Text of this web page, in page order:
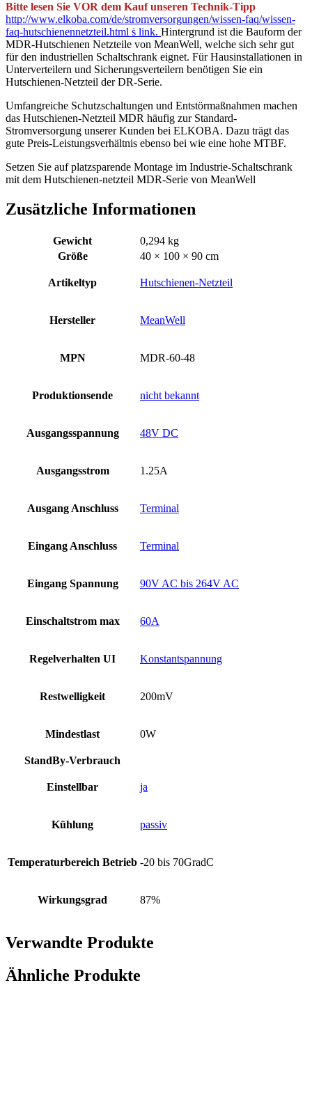
Bitte lesen Sie VOR dem Kauf unseren Technik-Tipp
http://www.elkoba.com/de/stromversorgungen/wissen-faq/wissen-
faq-hutschienennetzteil.html ṡ link. Hintergrund ist die Bauform der
MDR-Hutschienen Netzteile von MeanWell, welche sich sehr gut
für den industriellen Schaltschrank eignet. Für Hausinstallationen in
Unterverteilern und Sicherungsverteilern benötigen Sie ein
Hutschienen-Netzteil der DR-Serie.
Umfangreiche Schutzschaltungen und Entstörmaßnahmen machen
das Hutschienen-Netzteil MDR häufig zur Standard-
Stromversorgung unserer Kunden bei ELKOBA. Dazu trägt das
gute Preis-Leistungsverhältnis ebenso bei wie eine hohe MTBF.
Setzen Sie auf platzsparende Montage im Industrie-Schaltschrank
mit dem Hutschienen-netzteil MDR-Serie von MeanWell
Zusätzliche Informationen
Gewicht
0,294 kg
Größe
40 × 100 × 90 cm
Artikeltyp Hutschienen-Netzteil
Hersteller MeanWell
MPN MDR-60-48
Produktionsende nicht bekannt
Ausgangsspannung 48V DC
Ausgangsstrom 1.25A
Ausgang Anschluss Terminal
Eingang Anschluss Terminal
Eingang Spannung 90V AC bis 264V AC
Einschaltstrom max 60A
Regelverhalten UI Konstantspannung
Restwelligkeit 200mV
Mindestlast 0W
StandBy-Verbrauch
Einstellbar ja
Kühlung passiv
Temperaturbereich Betrieb -20 bis 70GradC
Wirkungsgrad 87%
Verwandte Produkte
Ähnliche Produkte